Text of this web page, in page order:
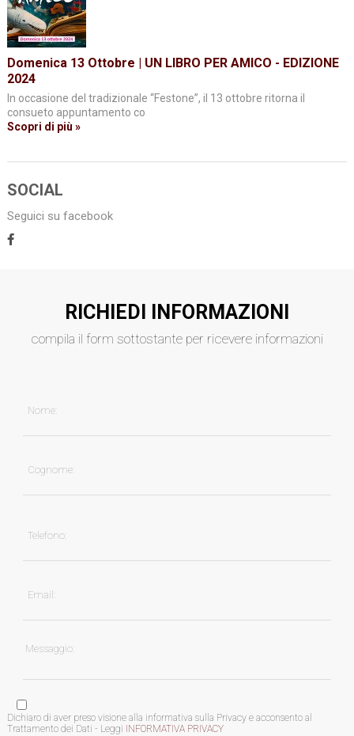
Domenica 13 Ottobre | UN LIBRO PER AMICO - EDIZIONE
2024
In occasione del tradizionale “Festone”, il 13 ottobre ritorna il
consueto appuntamento co
Scopri di più »
SOCIAL
Seguici su facebook
RICHIEDI INFORMAZIONI
compila il form sottostante per ricevere informazioni
Dichiaro di aver preso visione alla informativa sulla Privacy e acconsento al
Trattamento dei Dati - Leggi INFORMATIVA PRIVACY